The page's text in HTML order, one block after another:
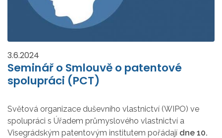
3.6.2024
Seminář o Smlouvě o patentové
spolupráci (PCT)
Světová organizace duševního vlastnictví (WIPO) ve
spolupráci s Úřadem průmyslového vlastnictví a
Visegrádským patentovým institutem pořádají dne 10.